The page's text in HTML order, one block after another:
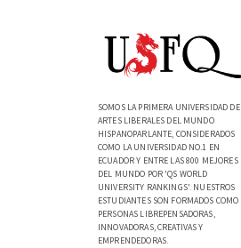
SOMOS LA PRIMERA UNIVERSIDAD DE
ARTES LIBERALES DEL MUNDO
HISPANOPARLANTE, CONSIDERADOS
COMO LA UNIVERSIDAD NO.1 EN
ECUADOR Y ENTRE LAS 800 MEJORES
DEL MUNDO POR 'QS WORLD
UNIVERSITY RANKINGS'. NUESTROS
ESTUDIANTES SON FORMADOS COMO
PERSONAS LIBREPENSADORAS,
INNOVADORAS, CREATIVAS Y
EMPRENDEDORAS.